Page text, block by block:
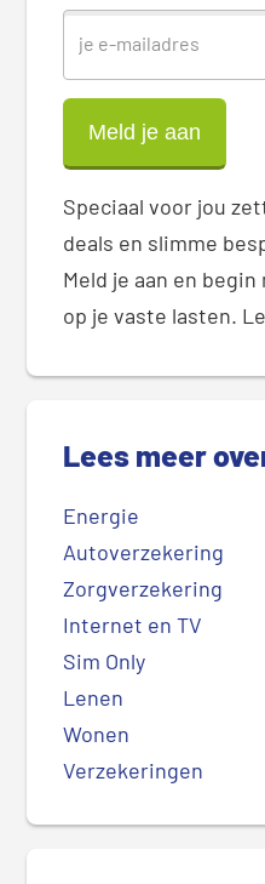
Speciaal voor jou
deals en slimme
Meld je aan en
op je vaste lasten.
Lees meer
Energie
Autoverzekering
Zorgverzekering
Internet en TV
Sim Only
Lenen
Wonen
Verzekeringen